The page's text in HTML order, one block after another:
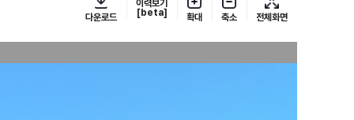
다운로드
이력보기
[beta]
확대 축소 전체화면